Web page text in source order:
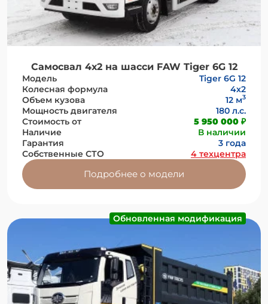
Самосвал 4х2 на шасси FAW Tiger 6G 12
Модель
Tiger 6G 12
Колесная формула
4х2
Объем кузова
12 м3
Мощность двигателя
180 л.с.
Стоимость от
5 950 000 ₽
Наличие
В наличии
Гарантия
3 года
Собственные СТО
4 техцентра
Подробнее о модели
Обновленная модификация